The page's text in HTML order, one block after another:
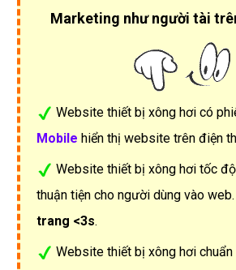
Marketing như người tài
Website thiết bị xông hơi có
Mobile hiển thị website trên điện
Website thiết bị xông hơi tốc
thuận tiện cho người dùng vào web.
trang <3s.
Website thiết bị xông hơi chuẩn